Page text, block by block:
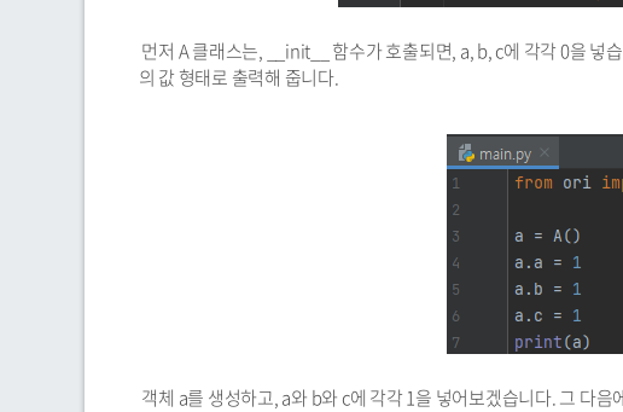
먼저 A 클래스는, __init__ 함수가 호출되면, a, b, c에 각각 0을 넣
의 값 형태로 출력해 줍니다.
객체 a를 생성하고, a와 b와 c에 각각 1을 넣어보겠습니다. 그 다음